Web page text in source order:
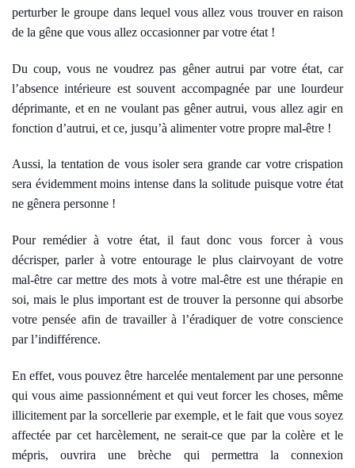
perturber le groupe dans lequel vous allez vous trouver en raison
de la gêne que vous allez occasionner par votre état !
Du coup, vous ne voudrez pas gêner autrui par votre état, car
l’absence intérieure est souvent accompagnée par une lourdeur
déprimante, et en ne voulant pas gêner autrui, vous allez agir en
fonction d’autrui, et ce, jusqu’à alimenter votre propre mal-être !
Aussi, la tentation de vous isoler sera grande car votre crispation
sera évidemment moins intense dans la solitude puisque votre état
ne gênera personne !
Pour remédier à votre état, il faut donc vous forcer à vous
décrisper, parler à votre entourage le plus clairvoyant de votre
mal-être car mettre des mots à votre mal-être est une thérapie en
soi, mais le plus important est de trouver la personne qui absorbe
votre pensée afin de travailler à l’éradiquer de votre conscience
par l’indifférence.
En effet, vous pouvez être harcelée mentalement par une personne
qui vous aime passionnément et qui veut forcer les choses, même
illicitement par la sorcellerie par exemple, et le fait que vous soyez
affectée par cet harcèlement, ne serait-ce que par la colère et le
mépris, ouvrira une brèche qui permettra la connexion